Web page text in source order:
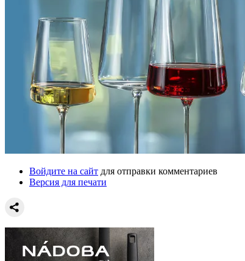
Войдите на сайт для отправки комментариев
Версия для печати